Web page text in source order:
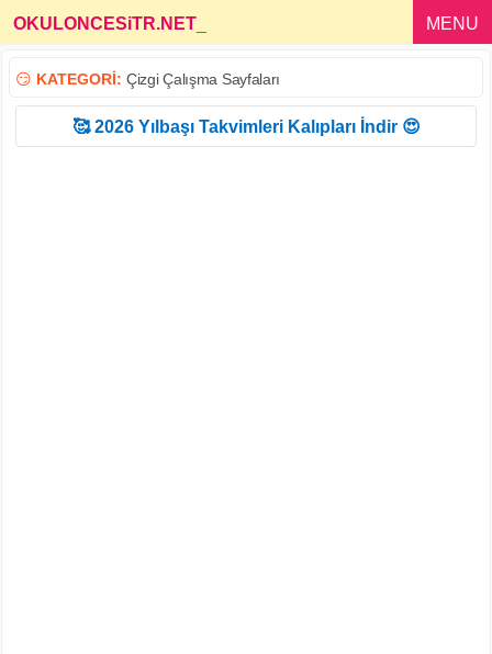
OKULONCESiTR.NET MENU
😏 KATEGORİ: Çizgi Çalışma Sayfaları
🥰 2026 Yılbaşı Takvimleri Kalıpları İndir 😍